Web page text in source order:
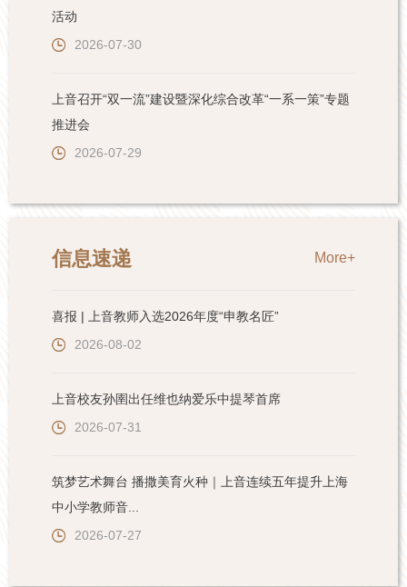
活动
2026-07-30
上音召开“双一流”建设暨深化综合改革“一系一策”专题
推进会
2026-07-29
信息速递 More+
喜报 | 上音教师入选2026年度“申教名匠”
2026-08-02
上音校友孙圉出任维也纳爱乐中提琴首席
2026-07-31
筑梦艺术舞台 播撒美育火种｜上音连续五年提升上海
中小学教师音...
2026-07-27